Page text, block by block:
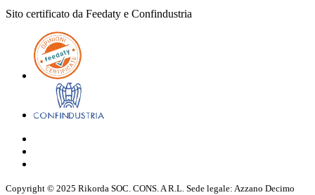
Sito certificato da Feedaty e Confindustria
Copyright © 2025 Rikorda SOC. CONS. A R.L. Sede legale: Azzano Decimo